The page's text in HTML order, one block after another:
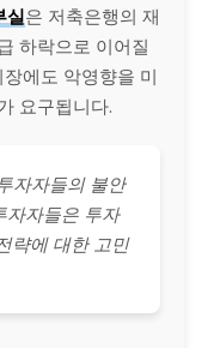
실은 저축은행의 재
하락으로 이어질
에도 악영향을 미
요구됩니다.
자자들의 불안
자자들은 투자
략에 대한 고민